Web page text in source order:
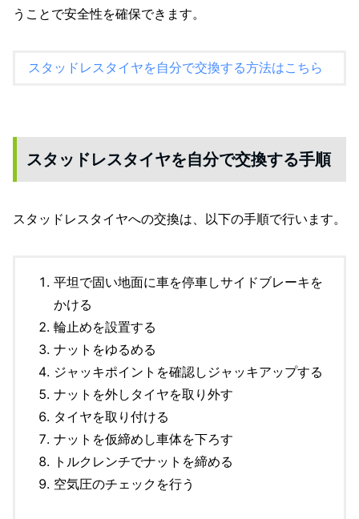
うことで安全性を確保できます。
スタッドレスタイヤを自分で交換する方法はこちら
スタッドレスタイヤを自分で交換する手順
スタッドレスタイヤへの交換は、以下の手順で行います。
平坦で固い地面に車を停車しサイドブレーキを
かける
輪止めを設置する
ナットをゆるめる
ジャッキポイントを確認しジャッキアップする
ナットを外しタイヤを取り外す
タイヤを取り付ける
ナットを仮締めし車体を下ろす
トルクレンチでナットを締める
空気圧のチェックを行う